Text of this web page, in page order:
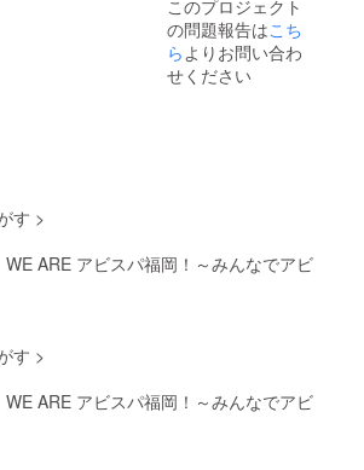
ご記載
くださ
い。ご
記載の
よって
ツアー
記載が
ない場
合はご
本名を
掲出さ
径
20.5cm
す。
は入り
ません
ま
た、状
況に
ご了承
くださ
なりま
す ※3：
このプロジェクト
の問題報告はこち
ら よりお問い合わ
せください
す >
ARE アビスパ福岡！～みんなでアビ
す >
ARE アビスパ福岡！～みんなでアビ